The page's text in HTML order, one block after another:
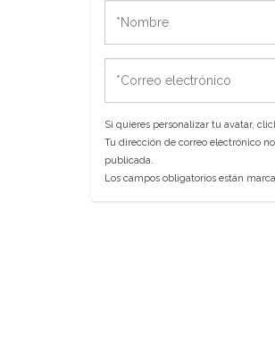
electrónico
Si quieres personalizar tu avatar,
Tu dirección de correo electrónico
publicada.
Los campos obligatorios están